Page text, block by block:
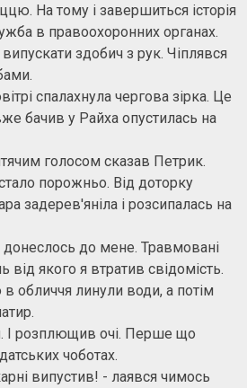
На тому і завершиться історія
в правоохоронних органах.
здобич з рук. Чіплявся
спалахнула чергова зірка. Це
бачив у Райха опустилась на
голосом сказав Петрик.
порожньо. Від доторку
задерев'яніла і розсипалась на
донеслось до мене. Травмовані
від якого я втратив свідомість.
обличчя линули води, а потім
І розплющив очі. Перше що
чоботах.
випустив! - лаявся чимось